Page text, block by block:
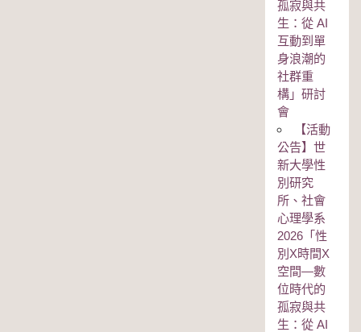
孤寂與共
生：從 AI
互動到單
身浪潮的
社群重
構」研討
會
【活動
公告】世
新大學性
別研究
所、社會
心理學系
2026「性
別Χ時間Χ
空間—數
位時代的
孤寂與共
生：從 AI